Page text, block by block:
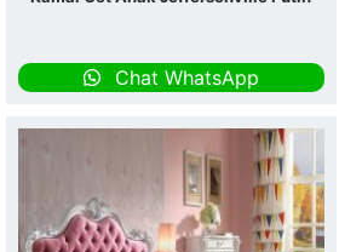
Chat WhatsApp